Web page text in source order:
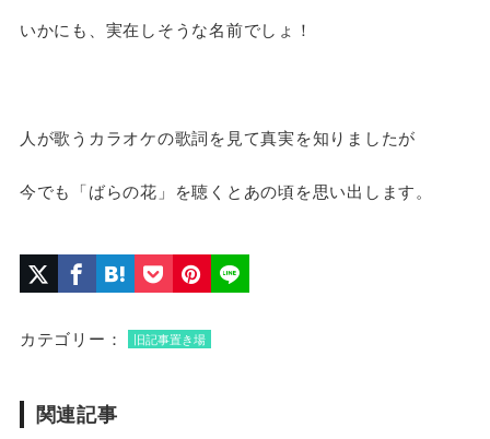
いかにも、実在しそうな名前でしょ！
人が歌うカラオケの歌詞を見て真実を知りましたが
今でも「ばらの花」を聴くとあの頃を思い出します。
カテゴリー： 旧記事置き場
関連記事